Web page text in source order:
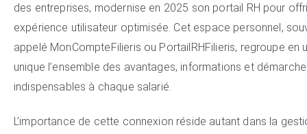
des entreprises, modernise en 2025 son portail RH pour
expérience utilisateur optimisée. Cet espace personnel,
appelé MonCompteFilieris ou PortailRHFilieris, regroupe en
unique l’ensemble des avantages, informations et
indispensables à chaque salarié.
L’importance de cette connexion réside autant dans la